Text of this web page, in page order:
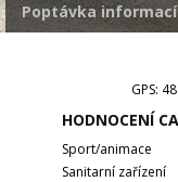
Poptávka informací
GPS:
HODNOCENÍ
Sport/animace
Sanitarní zařízení